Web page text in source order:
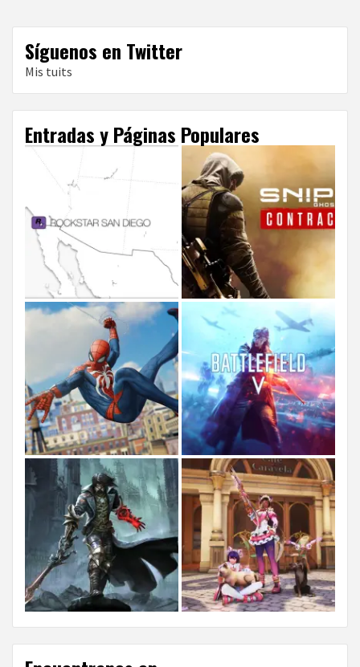
Síguenos en Twitter
Mis tuits
Entradas y Páginas Populares